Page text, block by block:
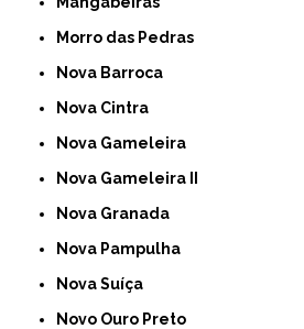
Morro das Pedras
Nova Barroca
Nova Cintra
Nova Gameleira
Nova Gameleira II
Nova Granada
Nova Pampulha
Nova Suíça
Novo Ouro Preto